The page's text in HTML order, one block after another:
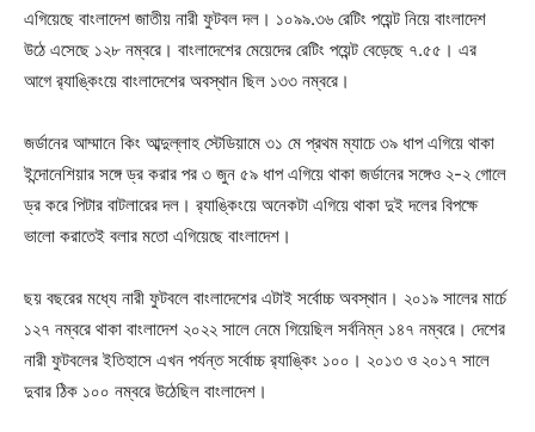
এগিয়েছে বাংলাদেশ জাতীয় নারী ফুটবল দল। ১০৯৯.৩৬ রেটিং পয়েন্ট নিয়ে বাংলাদেশ
উঠে এসেছে ১২৮ নম্বরে। বাংলাদেশের মেয়েদের রেটিং পয়েন্ট বেড়েছে ৭.৫৫। এর
আগে র‍্যাঙ্কিংয়ে বাংলাদেশের অবস্থান ছিল ১৩৩ নম্বরে।
জর্ডানের আম্মানে কিং আব্দুল্লাহ স্টেডিয়ামে ৩১ মে প্রথম ম্যাচে ৩৯ ধাপ এগিয়ে থাকা
ইন্দোনেশিয়ার সঙ্গে ড্র করার পর ৩ জুন ৫৯ ধাপ এগিয়ে থাকা জর্ডানের সঙ্গেও ২-২ গোলে
ড্র করে পিটার বাটলারের দল। র‌্যাঙ্কিংয়ে অনেকটা এগিয়ে থাকা দুই দলের বিপক্ষে
ভালো করাতেই বলার মতো এগিয়েছে বাংলাদেশ।
‎ছয় বছরের মধ্যে নারী ফুটবলে বাংলাদেশের এটাই সর্বোচ্চ অবস্থান। ২০১৯ সালের মার্চে
১২৭ নম্বরে থাকা বাংলাদেশ ২০২২ সালে নেমে গিয়েছিল সর্বনিম্ন ১৪৭ নম্বরে। দেশের
নারী ফুটবলের ইতিহাসে এখন পর্যন্ত সর্বোচ্চ র‍্যাঙ্কিং ১০০। ২০১৩ ও ২০১৭ সালে
দুবার ঠিক ১০০ নম্বরে উঠেছিল বাংলাদেশ।